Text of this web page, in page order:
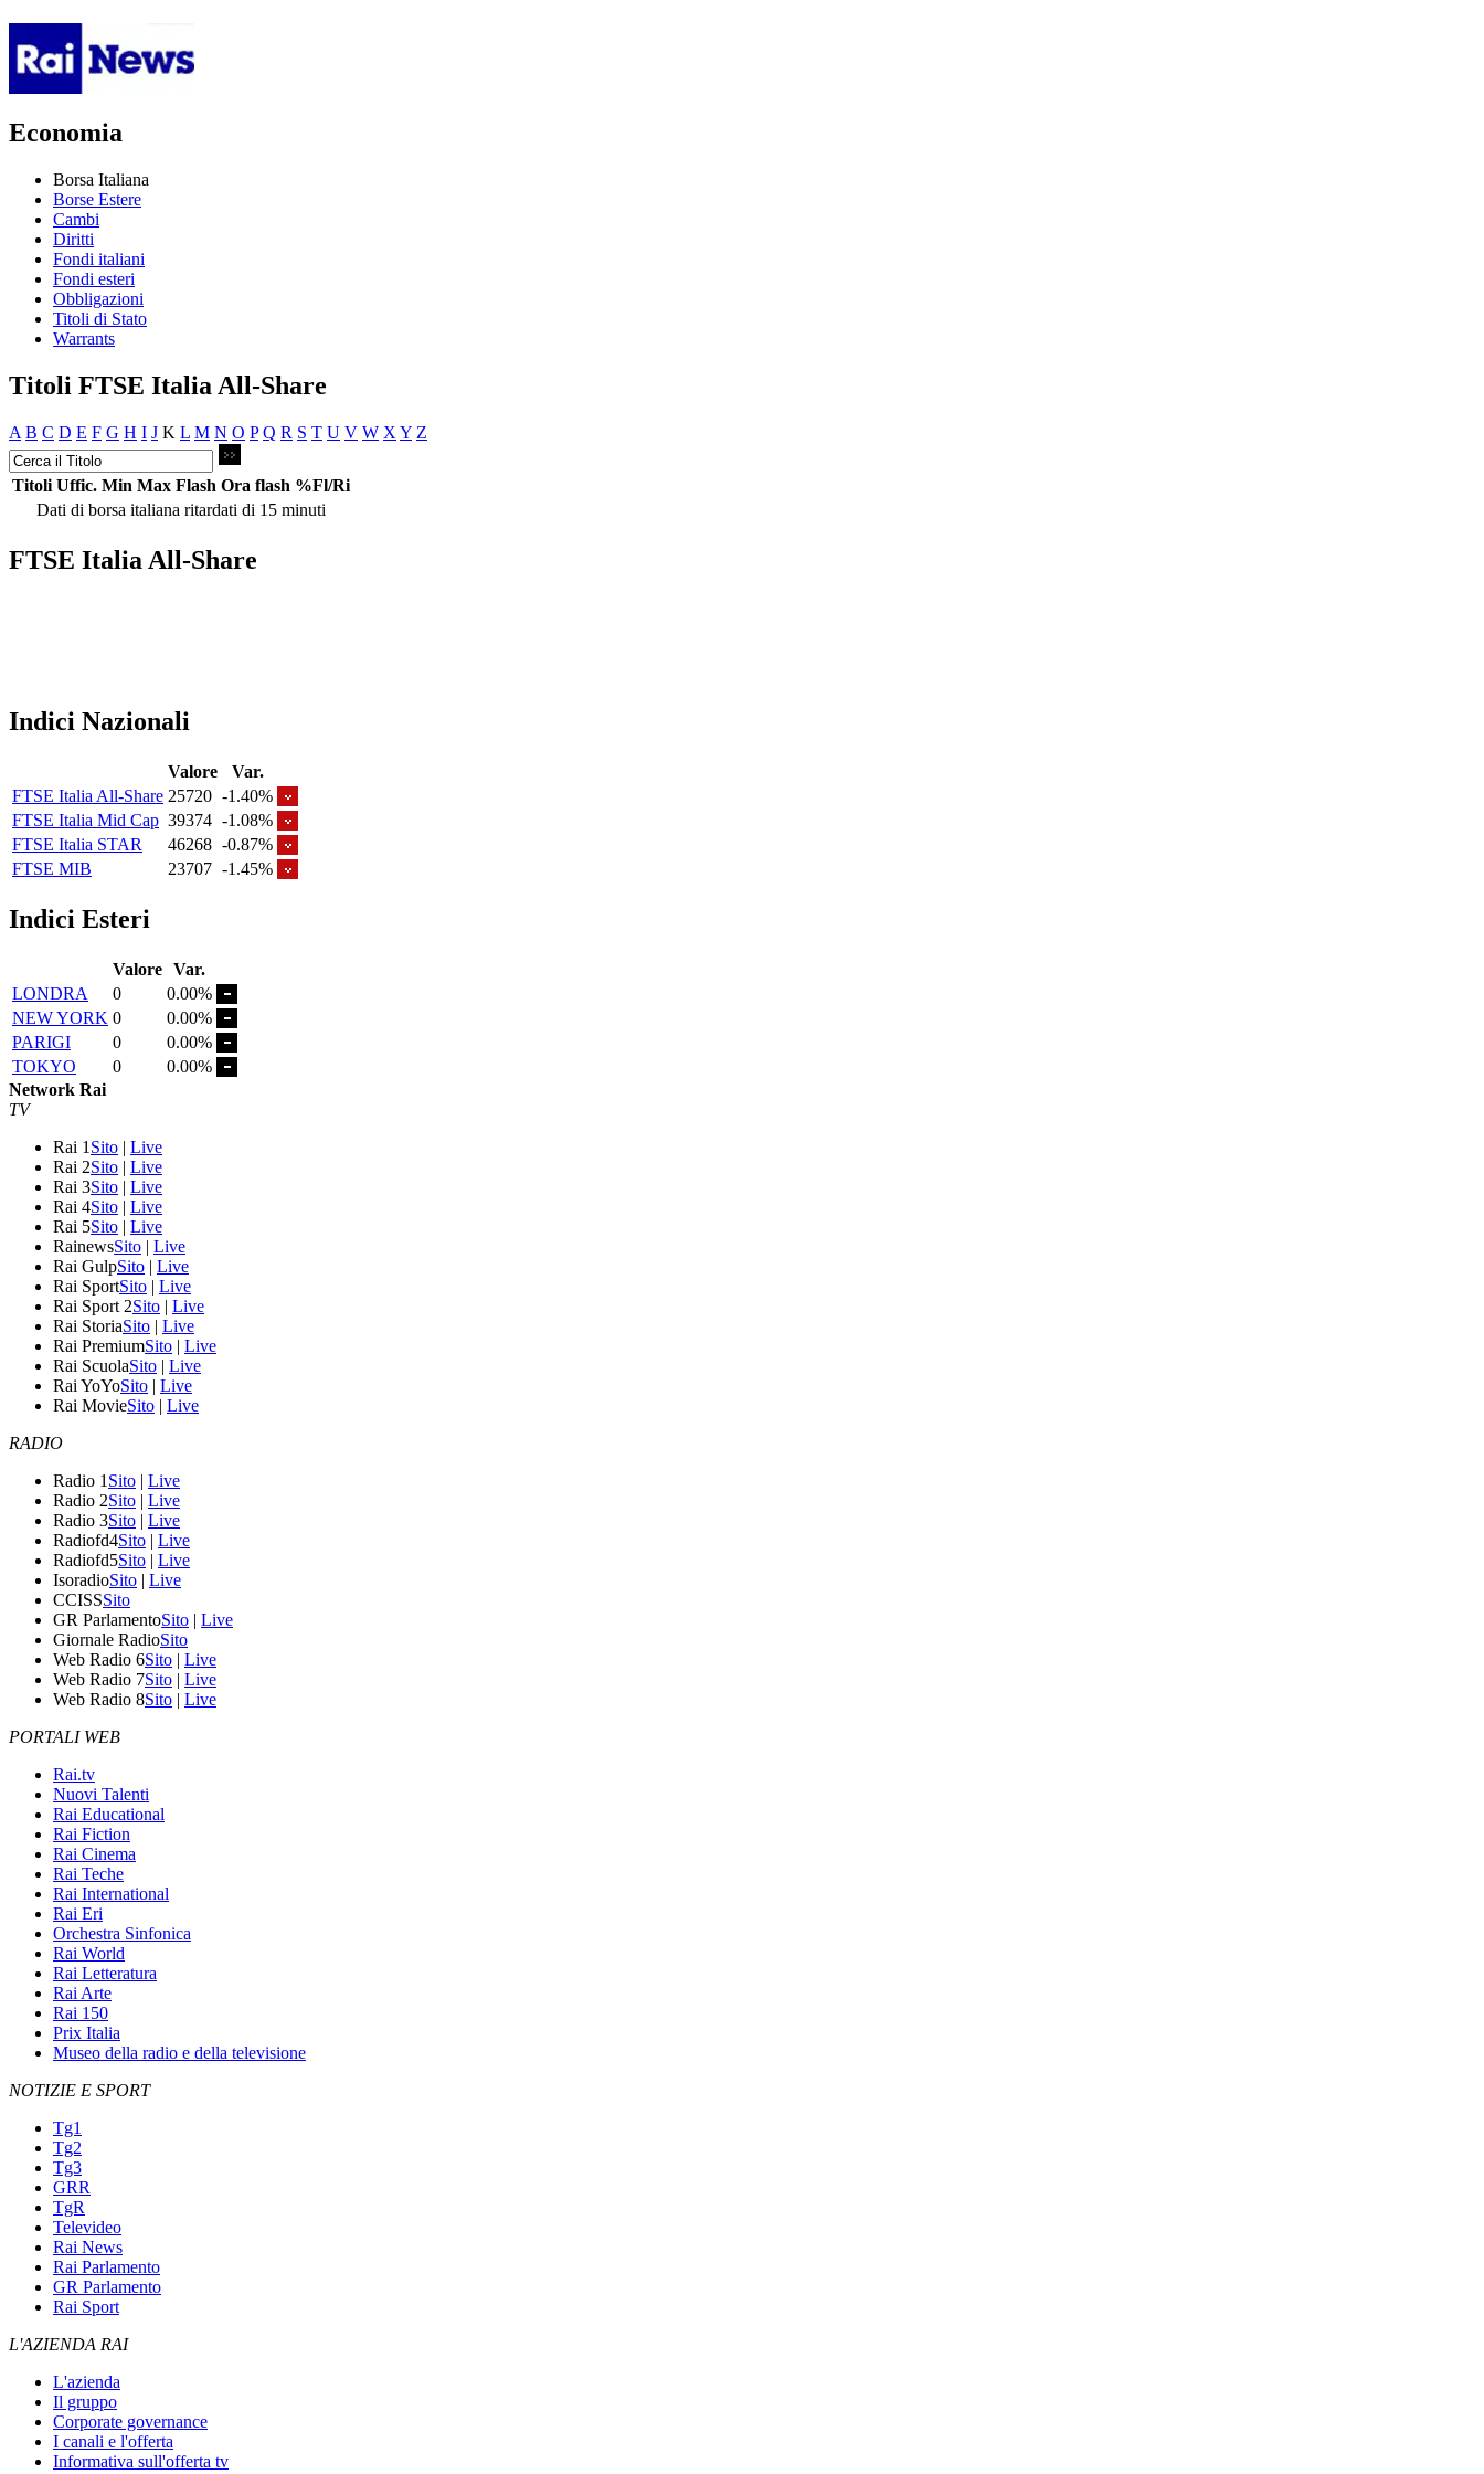
Economia
Borsa Italiana
Borse Estere
Cambi
Diritti
Fondi italiani
Fondi esteri
Obbligazioni
Titoli di Stato
Warrants
Titoli FTSE Italia All-Share
A B C D E F G H I J K L M N O P Q R S T U V W X Y Z
Titoli Uffic. Min Max Flash Ora flash %Fl/Ri
Dati di borsa italiana ritardati di 15 minuti
FTSE Italia All-Share
Indici Nazionali
Valore
Var.
FTSE Italia All-Share 25720 -1.40%
FTSE Italia Mid Cap 39374 -1.08%
FTSE Italia STAR
46268 -0.87%
FTSE MIB
23707 -1.45%
Indici Esteri
Valore Var.
LONDRA
0
0.00%
NEW YORK 0
0.00%
PARIGI
0
0.00%
TOKYO
0
0.00%
Network Rai
TV
Rai 1 Sito | Live
Rai 2Sito | Live
Rai 3Sito | Live
Rai 4Sito | Live
Rai 5Sito | Live
RainewsSito | Live
Rai GulpSito | Live
Rai SportSito | Live
Rai Sport 2Sito | Live
Rai StoriaSito | Live
Rai PremiumSito | Live
Rai ScuolaSito | Live
Rai YoYoSito | Live
Rai MovieSito | Live
RADIO
Radio 1 Sito | Live
Radio 2Sito | Live
Radio 3Sito | Live
Radiofd4Sito | Live
Radiofd5Sito | Live
IsoradioSito | Live
CCISSSito
GR ParlamentoSito | Live
Giornale RadioSito
Web Radio 6Sito | Live
Web Radio 7Sito | Live
Web Radio 8Sito | Live
PORTALI WEB
Rai.tv
Nuovi Talenti
Rai Educational
Rai Fiction
Rai Cinema
Rai Teche
Rai International
Rai Eri
Orchestra Sinfonica
Rai World
Rai Letteratura
Rai Arte
Rai 150
Prix Italia
Museo della radio e della televisione
NOTIZIE E SPORT
Tg1
Tg2
Tg3
GRR
TgR
Televideo
Rai News
Rai Parlamento
GR Parlamento
Rai Sport
L'AZIENDA RAI
L'azienda
Il gruppo
Corporate governance
I canali e l'offerta
Informativa sull'offerta tv